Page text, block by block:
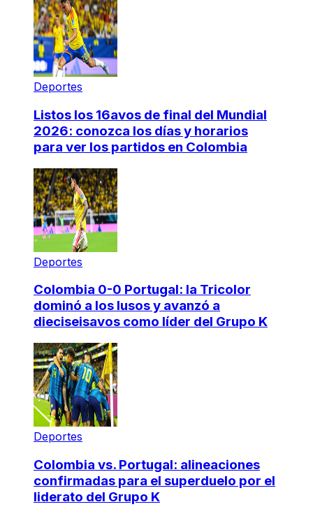
Deportes
Listos los 16avos de final del Mundial
2026: conozca los días y horarios
para ver los partidos en Colombia
Deportes
Colombia 0-0 Portugal: la Tricolor
dominó a los lusos y avanzó a
dieciseisavos como líder del Grupo K
Deportes
Colombia vs. Portugal: alineaciones
confirmadas para el superduelo por el
liderato del Grupo K